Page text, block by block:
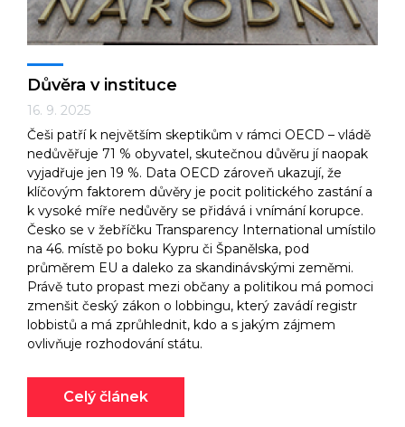
Důvěra v instituce
16. 9. 2025
Češi patří k největším skeptikům v rámci OECD – vládě
nedůvěřuje 71 % obyvatel, skutečnou důvěru jí naopak
vyjadřuje jen 19 %. Data OECD zároveň ukazují, že
klíčovým faktorem důvěry je pocit politického zastání a
k vysoké míře nedůvěry se přidává i vnímání korupce.
Česko se v žebříčku Transparency International umístilo
na 46. místě po boku Kypru či Španělska, pod
průměrem EU a daleko za skandinávskými zeměmi.
Právě tuto propast mezi občany a politikou má pomoci
zmenšit český zákon o lobbingu, který zavádí registr
lobbistů a má zprůhlednit, kdo a s jakým zájmem
ovlivňuje rozhodování státu.
Celý článek